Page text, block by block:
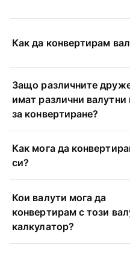
Как да конвертирам
Защо различните
имат различни валутни
за конвертиране?
Как мога да
си?
Кои валути мога да
конвертирам с този
калкулатор?